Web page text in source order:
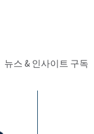
뉴스 & 인사이트 구독